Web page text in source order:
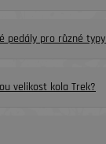
pedály pro různé
velikost kola Trek?